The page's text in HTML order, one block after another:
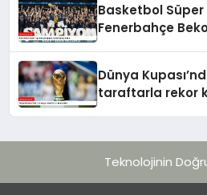
Basketbol Süper
Fenerbahçe
Dünya
taraftarla rekor
Teknolojinin